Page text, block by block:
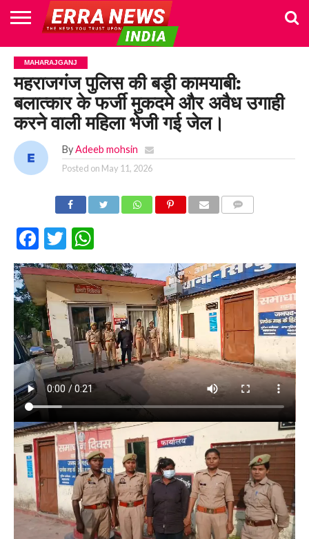
HOME
POLITICS
NEWS
BUSINESS
CULTURE
NATIONAL
SPORTS
LIFESTYLE
TRAVEL
OPINION
BREAKING
NEWS
ENTERTAINMENT
WORLD
CRIME
JOIN
US
MAHARAJGANJ
महराजगंज पुलिस की बड़ी कामयाबी:
बलात्कार के फर्जी मुकदमे और अवैध उगाही
करने वाली महिला भेजी गई जेल।
By Adeeb mohsin
Posted on May 11, 2026
Facebook
Twitter
WhatsApp